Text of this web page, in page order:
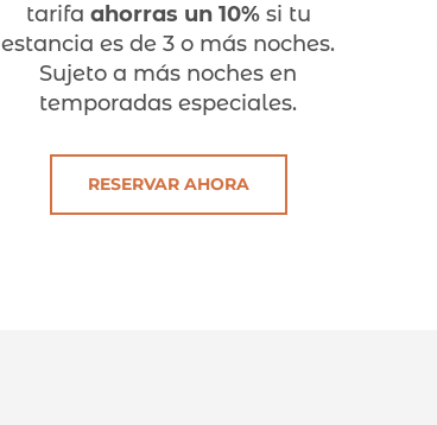
tarifa ahorras un 10% si tu
estancia es de 3 o más noches.
Sujeto a más noches en
temporadas especiales.
RESERVAR AHORA